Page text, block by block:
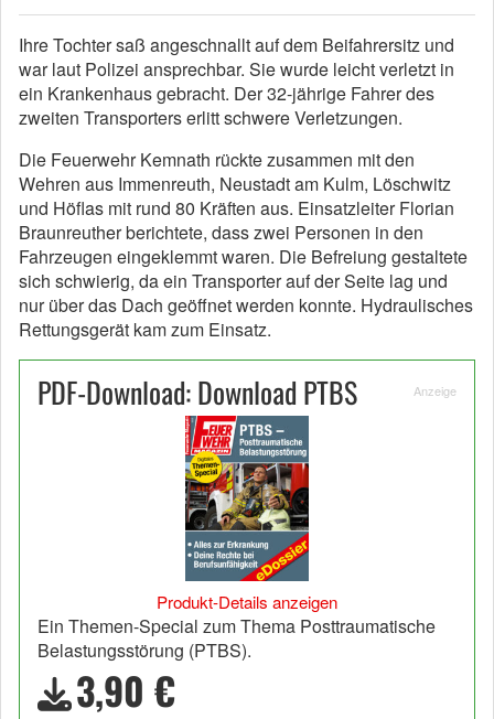
Ihre Tochter saß angeschnallt auf dem Beifahrersitz und
war laut Polizei ansprechbar. Sie wurde leicht verletzt in
ein Krankenhaus gebracht. Der 32-jährige Fahrer des
zweiten Transporters erlitt schwere Verletzungen.
Die Feuerwehr Kemnath rückte zusammen mit den
Wehren aus Immenreuth, Neustadt am Kulm, Löschwitz
und Höflas mit rund 80 Kräften aus. Einsatzleiter Florian
Braunreuther berichtete, dass zwei Personen in den
Fahrzeugen eingeklemmt waren. Die Befreiung gestaltete
sich schwierig, da ein Transporter auf der Seite lag und
nur über das Dach geöffnet werden konnte. Hydraulisches
Rettungsgerät kam zum Einsatz.
PDF-Download: Download PTBS Anzeige
Produkt-Details anzeigen
Ein Themen-Special zum Thema Posttraumatische
Belastungsstörung (PTBS).
3,90 €